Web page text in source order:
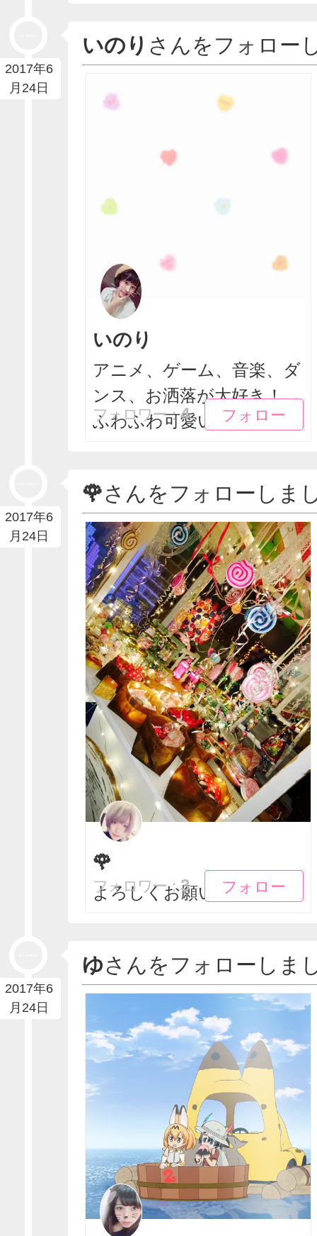
2017年6
月24日
いのり さんをフォロー
いのり
アニメ、ゲーム、音楽、ダ
ンス、お洒落が大好き！
ふわふわ可愛いもの...
フォロー
フォロー
フォロワー：4
2017年6
月24日
🌹さんをフォローしま
🌹
よろしくお願いします。
フォロー
フォロー
フォロワー：3
2017年6
月24日
ゆさんをフォローしま